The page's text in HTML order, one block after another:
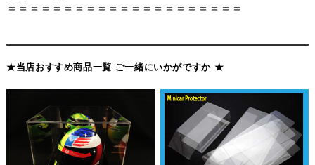
＝＝＝＝＝＝＝＝＝＝＝＝＝＝＝＝＝＝＝＝＝
★当店おすすめ商品一覧 ご一緒にいかがですか ★